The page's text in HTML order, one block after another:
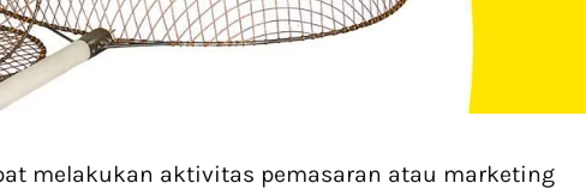
melakukan aktivitas pemasaran atau marketing